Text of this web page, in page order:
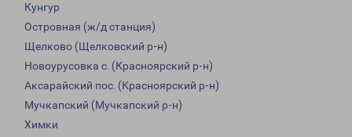
Кунгур
Островная (ж/д станция)
Щелково (Щелковский р-н)
Новоурусовка с. (Красноярский р-н)
Аксарайский пос. (Красноярский р-н)
Мучкапский (Мучкапский р-н)
Химки